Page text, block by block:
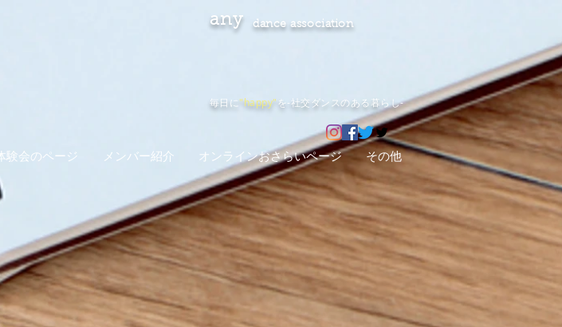
any dance association
毎日に"happy" を-社交ダンスのある暮らし-
験会のページ メンバー紹介 オンラインおさらいページ その他